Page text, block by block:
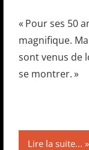
« Pour ses 50
magnifique.
sont venus de
se montrer. »
Lire la suite...